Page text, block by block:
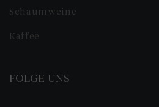
Schaumweine
Kaffee
FOLGE UNS